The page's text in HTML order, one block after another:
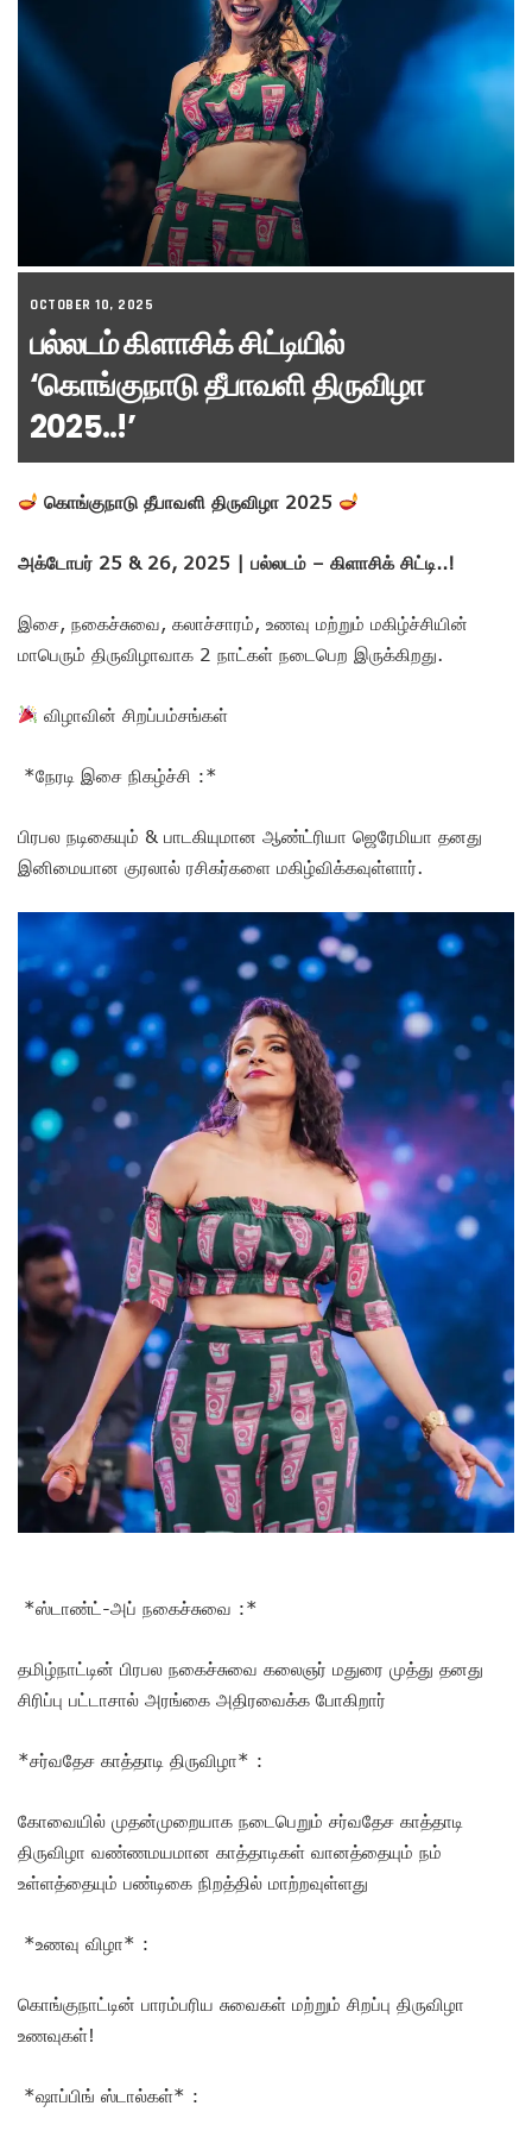
OCTOBER 10, 2025
பல்லடம் கிளாசிக் சிட்டியில்
‘கொங்குநாடு தீபாவளி திருவிழா
2025..!’
கொங்குநாடு தீபாவளி திருவிழா 2025
அக்டோபர் 25 & 26, 2025 | பல்லடம் – கிளாசிக் சிட்டி..!
இசை, நகைச்சுவை, கலாச்சாரம், உணவு மற்றும் மகிழ்ச்சியின்
மாபெரும் திருவிழாவாக 2 நாட்கள் நடைபெற இருக்கிறது.
விழாவின் சிறப்பம்சங்கள்
*நேரடி இசை நிகழ்ச்சி :*
பிரபல நடிகையும் & பாடகியுமான ஆண்ட்ரியா ஜெரேமியா தனது
இனிமையான குரலால் ரசிகர்களை மகிழ்விக்கவுள்ளார்.
*ஸ்டாண்ட்-அப் நகைச்சுவை :*
தமிழ்நாட்டின் பிரபல நகைச்சுவை கலைஞர் மதுரை முத்து தனது
சிரிப்பு பட்டாசால் அரங்கை அதிரவைக்க போகிறார்
*சர்வதேச காத்தாடி திருவிழா* :
கோவையில் முதன்முறையாக நடைபெறும் சர்வதேச காத்தாடி
திருவிழா வண்ணமயமான காத்தாடிகள் வானத்தையும் நம்
உள்ளத்தையும் பண்டிகை நிறத்தில் மாற்றவுள்ளது
*உணவு விழா* :
கொங்குநாட்டின் பாரம்பரிய சுவைகள் மற்றும் சிறப்பு திருவிழா
உணவுகள்!
*ஷாப்பிங் ஸ்டால்கள்* :